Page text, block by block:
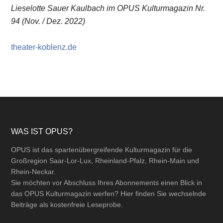
Lieselotte Sauer Kaulbach im OPUS Kulturmagazin Nr.
94 (Nov. / Dez. 2022)
theater-koblenz.de
Footer
WAS IST OPUS?
OPUS ist das spartenübergreifende Kulturmagazin für die
Großregion Saar-Lor-Lux, Rheinland-Pfalz, Rhein-Main und
Rhein-Neckar.
Sie möchten vor Abschluss Ihres Abonnements einen Blick in
das OPUS Kulturmagazin werfen? Hier finden Sie wechselnde
Beiträge als kostenfreie Leseprobe.